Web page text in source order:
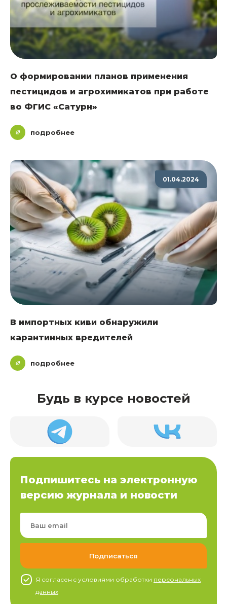
О формировании планов применения
пестицидов и агрохимикатов при работе
во ФГИС «Сатурн»
подробнее
01.04.2024
В импортных киви обнаружили
карантинных вредителей
подробнее
Будь в курсе новостей
Подпишитесь на электронную
версию журнала и новости
Я согласен c условиями обработки персональных
данных